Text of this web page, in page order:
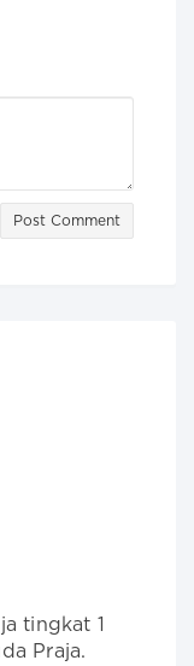
Post Comment
tingkat 1
Praja.